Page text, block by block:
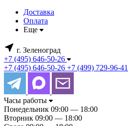
Доставка
Оплата
Еще
г. Зеленоград
+7 (495) 646-50-26
+7 (495) 646-50-26 +7 (499) 729-96-41
Часы работы
Понедельник 09:00 — 18:00
Вторник 09:00 — 18:00